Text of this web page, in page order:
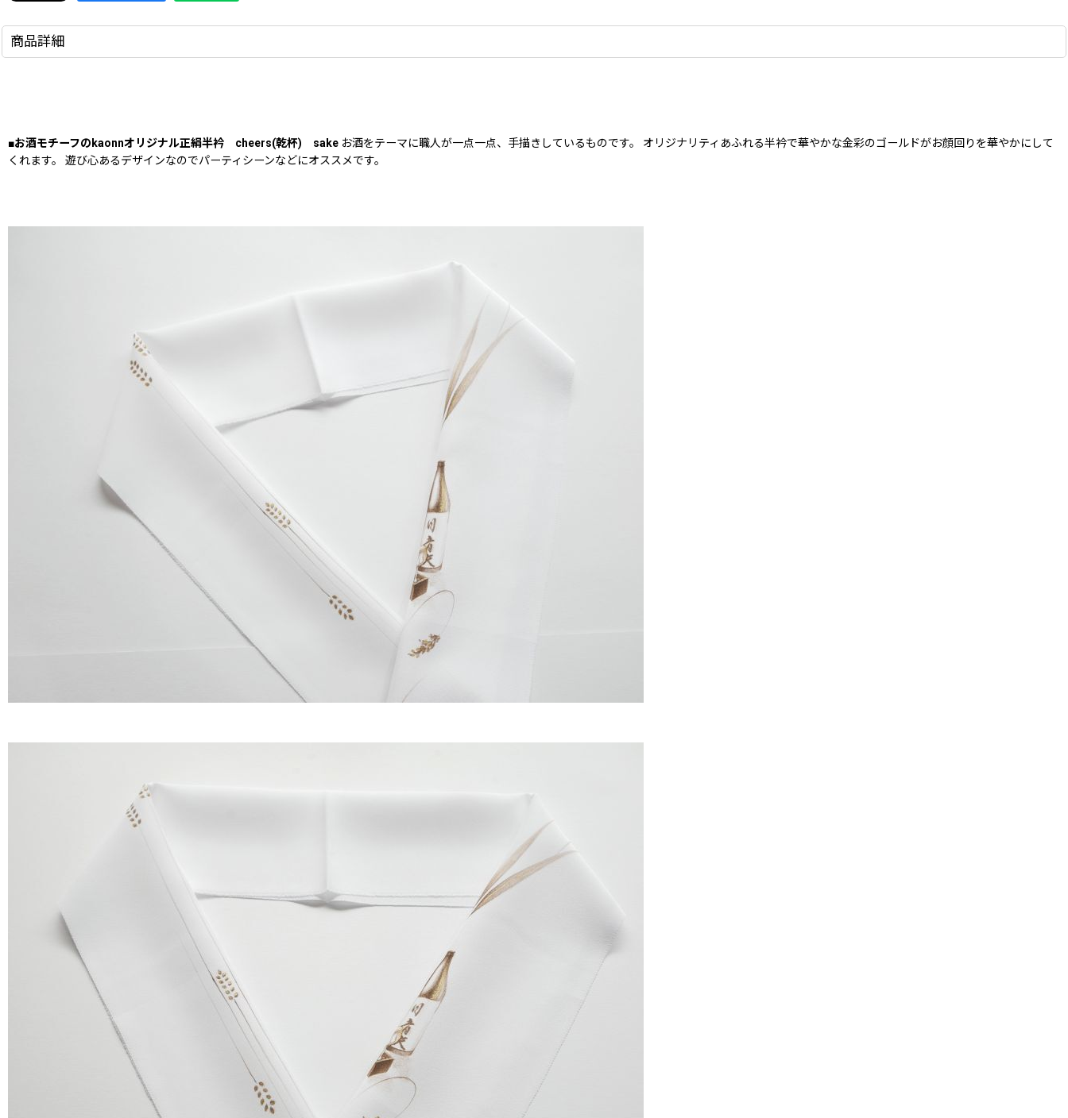
商品詳細
■お酒モチーフのkaonnオリジナル正絹半衿 cheers(乾杯) sake お酒をテーマに職人が一点一点、手描きしているものです。 オリジナリティあふれる半衿で華やかな金彩のゴールドがお顔回りを華やかにして
くれます。 遊び心あるデザインなのでパーティシーンなどにオススメです。